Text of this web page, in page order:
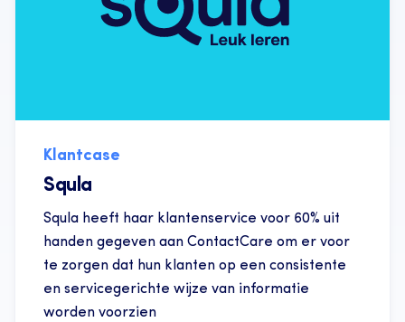
Klantcase
Squla
Squla heeft haar klantenservice voor 60% uit
handen gegeven aan ContactCare om er voor
te zorgen dat hun klanten op een consistente
en servicegerichte wijze van informatie
worden voorzien